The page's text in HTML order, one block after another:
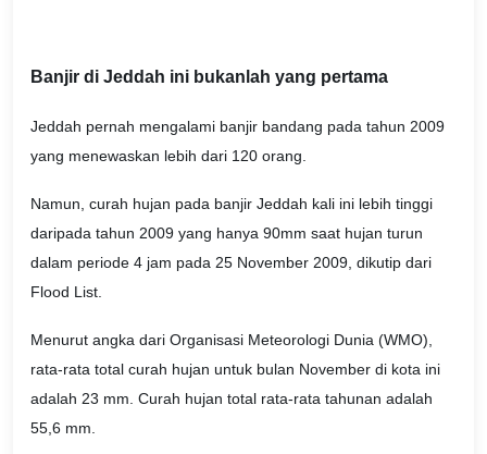
Banjir di Jeddah ini bukanlah yang pertama
Jeddah pernah mengalami banjir bandang pada tahun 2009
yang menewaskan lebih dari 120 orang.
Namun, curah hujan pada banjir Jeddah kali ini lebih tinggi
daripada tahun 2009 yang hanya 90mm saat hujan turun
dalam periode 4 jam pada 25 November 2009, dikutip dari
Flood List.
Menurut angka dari Organisasi Meteorologi Dunia (WMO),
rata-rata total curah hujan untuk bulan November di kota ini
adalah 23 mm. Curah hujan total rata-rata tahunan adalah
55,6 mm.